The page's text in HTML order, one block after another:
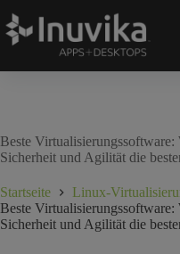
Beste Virtualisierungssoftware:
Sicherheit und Agilität die
Startseite
Linux-
Beste Virtualisierungssoftware:
Sicherheit und Agilität die